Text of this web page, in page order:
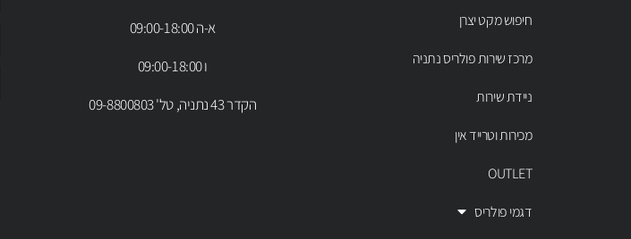
חיפוש מקט יצרן
מרכז שירות פולריס נתניה
ניידת שירות
מכירות וטרייד אין
OUTLET
דגמי פולריס
א-ה 09:00-18:00
ו 09:00-18:00
הקדר 43 נתניה, טל' 09-8800803